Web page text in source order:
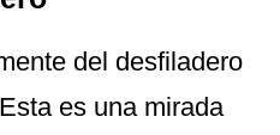
del desfiladero
es una mirada